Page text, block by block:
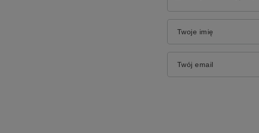
Twoje imię
Twój email